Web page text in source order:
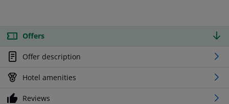
Offers
Offer description
Hotel amenities
Reviews